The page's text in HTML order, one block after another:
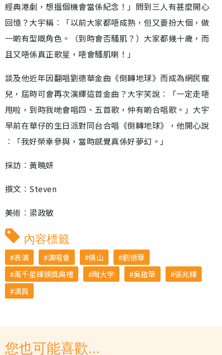
經典港劇，想搵個機會當係紀念！」問到三人有甚麼開心
回憶？大宇稱︰「以前大家都唔成熟，但又要扮大個，做
一啲有型嘅角色。（到時會否騷肌？）大家都幾十歲，而
且又唔係真正歌星，唔會騷肌喇！」
談及他近年因翻唱劉德華金曲《倒轉地球》而成為網民寵
兒，屆時可會再次演繹這首金曲？大宇笑說︰「一定走唔
甩啦，到時我哋會唱四、五首歌，仲有啲合唱歌。」大宇
早前在華仔的生日派對同台合唱《倒轉地球》，他開心說
︰「我好榮幸參與，當時感覺真係好夢幻。」
採訪︰黃曉妍
撰文︰Steven
美術︰梁政敏
內容標籤
表演 演唱會 佛山
劉德華
萬千星輝頒獎典禮
陶大宇 吳啟華
張兆輝
演員
您也可能喜歡...